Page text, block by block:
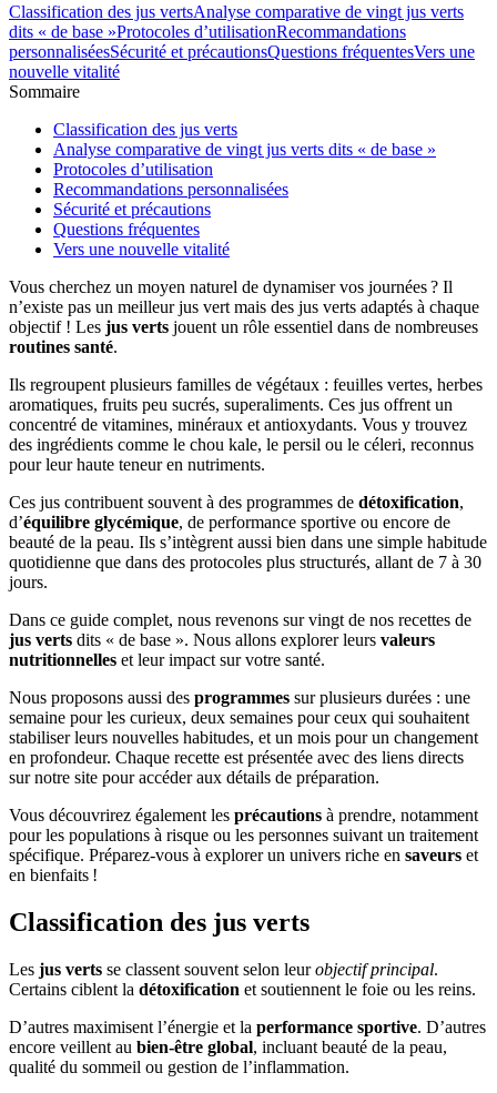
Classification des jus vertsAnalyse comparative de vingt jus verts
dits « de base »Protocoles d’utilisationRecommandations
personnaliséesSécurité et précautionsQuestions fréquentesVers une
nouvelle vitalité
Sommaire
Classification des jus verts
Analyse comparative de vingt jus verts dits « de base »
Protocoles d’utilisation
Recommandations personnalisées
Sécurité et précautions
Questions fréquentes
Vers une nouvelle vitalité
Vous cherchez un moyen naturel de dynamiser vos journées ? Il
n’existe pas un meilleur jus vert mais des jus verts adaptés à chaque
objectif ! Les jus verts jouent un rôle essentiel dans de nombreuses
routines santé.
Ils regroupent plusieurs familles de végétaux : feuilles vertes, herbes
aromatiques, fruits peu sucrés, superaliments. Ces jus offrent un
concentré de vitamines, minéraux et antioxydants. Vous y trouvez
des ingrédients comme le chou kale, le persil ou le céleri, reconnus
pour leur haute teneur en nutriments.
Ces jus contribuent souvent à des programmes de détoxification,
d’équilibre glycémique, de performance sportive ou encore de
beauté de la peau. Ils s’intègrent aussi bien dans une simple habitude
quotidienne que dans des protocoles plus structurés, allant de 7 à 30
jours.
Dans ce guide complet, nous revenons sur vingt de nos recettes de
jus verts dits « de base ». Nous allons explorer leurs valeurs
nutritionnelles et leur impact sur votre santé.
Nous proposons aussi des programmes sur plusieurs durées : une
semaine pour les curieux, deux semaines pour ceux qui souhaitent
stabiliser leurs nouvelles habitudes, et un mois pour un changement
en profondeur. Chaque recette est présentée avec des liens directs
sur notre site pour accéder aux détails de préparation.
Vous découvrirez également les précautions à prendre, notamment
pour les populations à risque ou les personnes suivant un traitement
spécifique. Préparez-vous à explorer un univers riche en saveurs et
en bienfaits !
Classification des jus verts
Les jus verts se classent souvent selon leurobjectif principal.
Certains ciblent la détoxification et soutiennent le foie ou les reins.
D’autres maximisent l’énergie et la performance sportive. D’autres
encore veillent au bien-être global, incluant beauté de la peau,
qualité du sommeil ou gestion de l’inflammation.